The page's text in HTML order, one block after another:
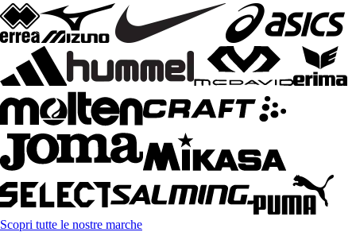
Scopri tutte le nostre marche